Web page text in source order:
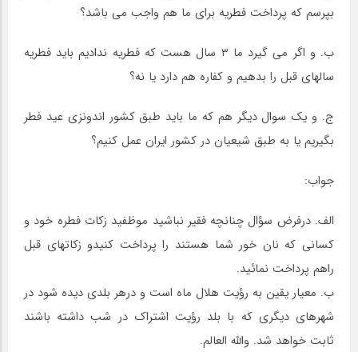
بپرسم که پرداخت فطریه برای ما هم واجب می باشد؟
ب. و اگر می گیرد ما ۳ سال هست که فطریه ندادیم باید فطریه
سالهای قبل را بدهیم و کفاره هم دارد یا نه؟
ج. و یک سوال دیگر هم که ما باید طبق کشور اندونزی عید فطر
بگیریم یا به طبق شیعیان در کشور ایران عمل کنیم؟
جواب:
الف. درفرض سؤال چنانچه فقیر نباشید موظفید زکات فطره خود و
کسانی که نان خور شما هستند را پرداخت کنیدو زکاتهای قبل
راهم پرداخت نمائید.
ب. معیار یقین به رؤیت هلال ماه است و درهر بلدی دیده شود در
شهرهای دیگری که با بلد رؤیت اشتراک در شب داشته باشند
ثابت خواهد شد. والله العالم.